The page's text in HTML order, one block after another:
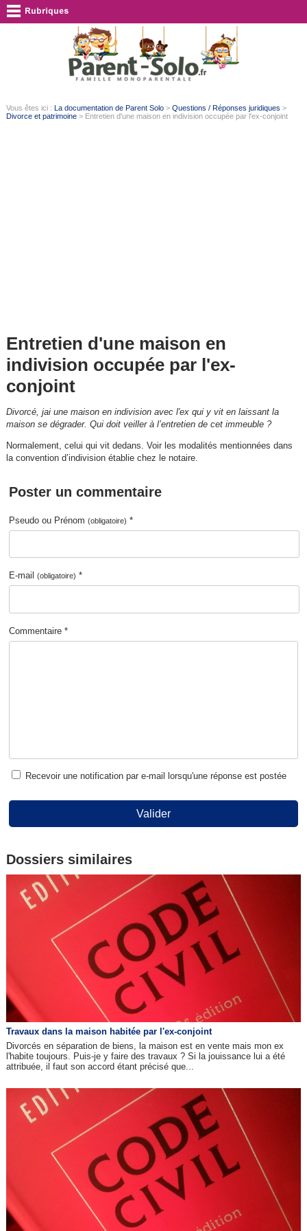
Vous êtes ici : La documentation de Parent Solo> Questions / Réponses juridiques >
Divorce et patrimoine> Entretien d'une maison en indivision occupée par l'ex-conjoint
Entretien d'une maison en
indivision occupée par l'ex-
conjoint
Divorcé, jai une maison en indivision avec l'ex qui y vit en laissant la
maison se dégrader. Qui doit veiller à l’entretien de cet immeuble ?
Normalement, celui qui vit dedans. Voir les modalités mentionnées dans
la convention d’indivision établie chez le notaire.
Poster un commentaire
Pseudo ou Prénom(obligatoire) *
E-mail(obligatoire) *
Commentaire *
Recevoir une notification par e-mail lorsqu'une réponse est postée
Valider
Dossiers similaires
Travaux dans la maison habitée par l'ex-conjoint
Divorcés en séparation de biens, la maison est en vente mais mon ex
l'habite toujours. Puis-je y faire des travaux ? Si la jouissance lui a été
attribuée, il faut son accord étant précisé que...